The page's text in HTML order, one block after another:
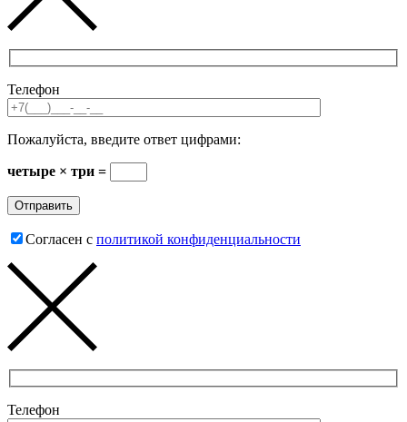
Телефон
Пожалуйста, введите ответ цифрами:
четыре × три =
Согласен с политикой конфиденциальности
Телефон